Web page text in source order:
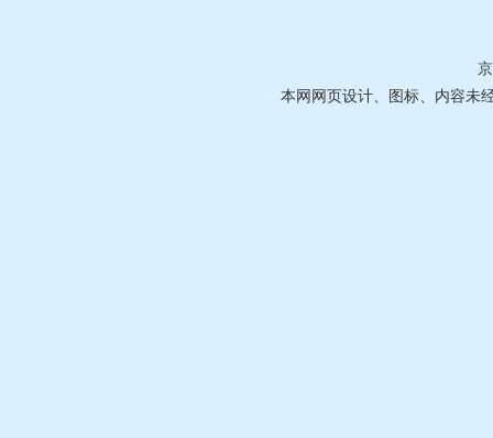
本网网页设计、图标、内容未